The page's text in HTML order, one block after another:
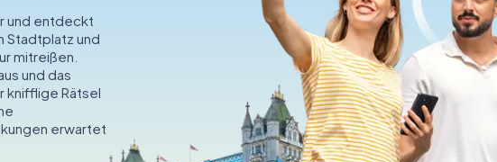
und entdeckt
Stadtplatz und
mitreißen.
und das
knifflige Rätsel
erwartet